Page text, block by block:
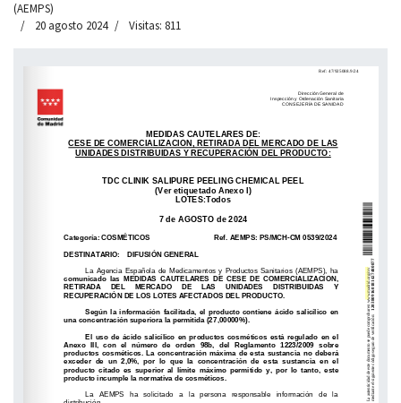
(AEMPS)
20 agosto 2024
Visitas: 811
La autenticidad de este documento se puede comprobar en
www.madrid.org/csv